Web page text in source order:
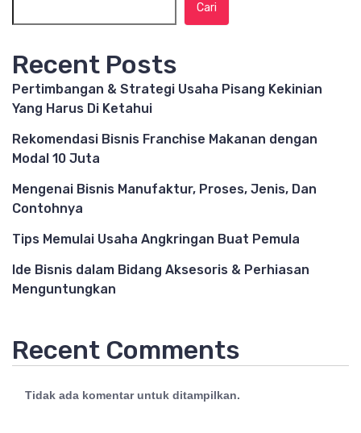
Cari
Recent Posts
Pertimbangan & Strategi Usaha Pisang Kekinian
Yang Harus Di Ketahui
Rekomendasi Bisnis Franchise Makanan dengan
Modal 10 Juta
Mengenai Bisnis Manufaktur, Proses, Jenis, Dan
Contohnya
Tips Memulai Usaha Angkringan Buat Pemula
Ide Bisnis dalam Bidang Aksesoris & Perhiasan
Menguntungkan
Recent Comments
Tidak ada komentar untuk ditampilkan.